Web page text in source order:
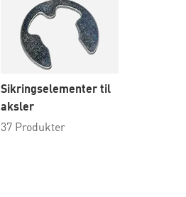
Sikringselementer til
aksler
37 Produkter